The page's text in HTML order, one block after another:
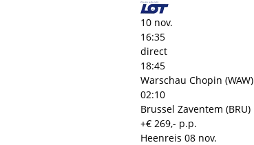
10 nov.
16:35
direct
18:45
Warschau Chopin (WAW)
02:10
Brussel Zaventem (BRU)
+€ 269,- p.p.
Heenreis 08 nov.